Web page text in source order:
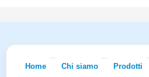
Home Chi siamo Prodotti